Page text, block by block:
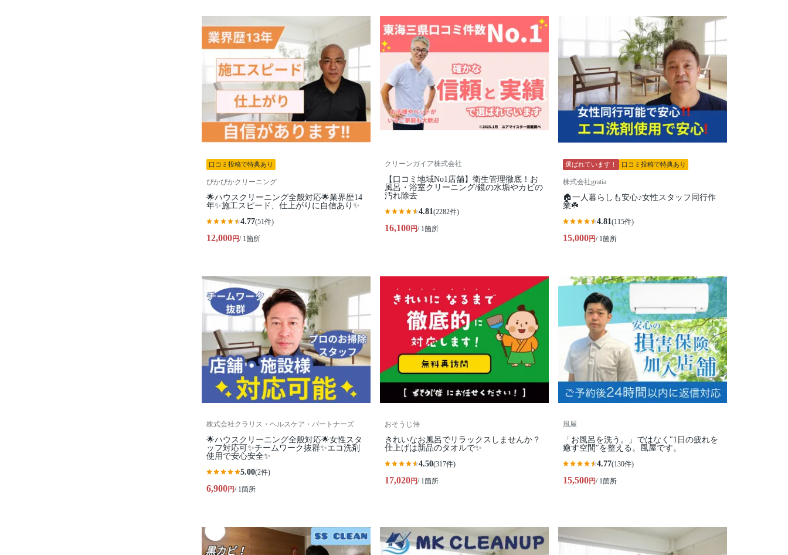
口コミ投稿で特典あり
ぴかぴかクリーニング
🌟ハウスクリーニング全般対応🌟業界歴14
年✨施工スピード、仕上がりに自信あり✨
4.77(51件)
12,000円/ 1箇所
クリーンガイア株式会社
【口コミ地域No1店舗】衛生管理徹底！お
風呂・浴室クリーニング/鏡の水垢やカビの
汚れ除去
4.81(2282件)
16,100円/ 1箇所
選ばれています！ 口コミ投稿で特典あり
株式会社gratia
🏠一人暮らしも安心♪女性スタッフ同行作
業☘️
4.81(115件)
15,000円/ 1箇所
株式会社クラリス・ヘルスケア・パートナーズ
🌟ハウスクリーニング全般対応🌟女性スタ
ッフ対応可✨チームワーク抜群✨エコ洗剤
使用で安心安全✨
5.00(2件)
6,900円/ 1箇所
おそうじ侍
きれいなお風呂でリラックスしませんか？
仕上げは新品のタオルで✨
4.50(317件)
17,020円/ 1箇所
風屋
「お風呂を洗う。」ではなく″1日の疲れを
癒す空間″を整える。風屋です。
4.77(130件)
15,500円/ 1箇所